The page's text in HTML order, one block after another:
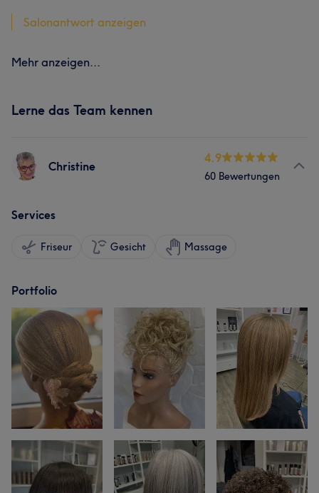
Salonantwort anzeigen
Mehr anzeigen...
Lerne das Team kennen
Christine
4.9
60 Bewertungen
Services
Friseur Gesicht Massage
Portfolio